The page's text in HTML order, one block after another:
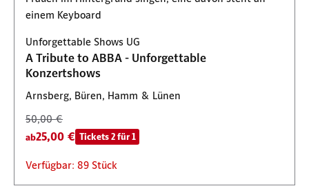
Unforgettable Shows UG
A Tribute to ABBA - Unforgettable
Konzertshows
Arnsberg, Büren, Hamm & Lünen
50,00 €
ab25,00 € Tickets 2 für 1
Verfügbar: 89 Stück